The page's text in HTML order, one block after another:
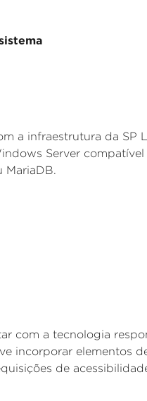
a infraestrutura da SP
Server
MariaDB.
com a tecnologia
incorporar elementos
de